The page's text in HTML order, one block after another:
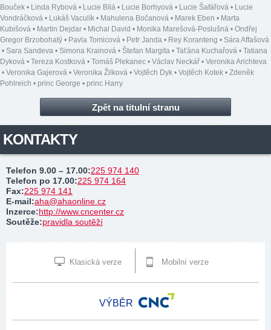
Bouček • Linda Rybová • Lucie Bílá • Lucie Borhyová • Lucie Šafářová • Lucie
Vondráčková • Lukáš Vaculík • Mahulena Bočanová • Marek Eben • Marta
Kubišová • Martin Dejdar • Michal David • Monika Marešová-Poslušná • Ondřej
Gregor Brzobohatý • Pavla Tomicová • Petr Janda • Rey Koranteng • Sára Affašová
• Sara Sandeva • Simona Krainová • Štefan Margita • Taťána Kuchařová • Tatiana
Dyková • Tereza Kostková • Tomáš Plekanec • Václav Neckář • Veronika Arichteva
• Veronika Gajerová • Veronika Žilková • Vojtěch Dyk • Vojtěch Kotek • Zdeněk
Pohlreich • princ George • princ Harry
Zpět na titulní stranu
KONTAKTY
Telefon 9.00 – 17.00:225 974 140
Telefon po 17.00:225 974 164
Fax:225 974 141
E-mail:aha@ahaonline.cz
Inzerce:http://www.cncenter.cz
Soutěže:pravidla soutěží
Klasická verze Mobilní verze
VÝBĚR